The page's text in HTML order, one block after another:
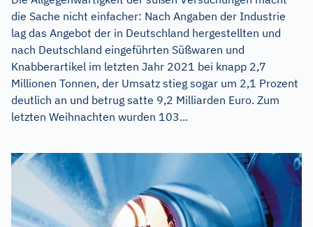
die Sache nicht einfacher: Nach Angaben der Industrie
lag das Angebot der in Deutschland hergestellten und
nach Deutschland eingeführten Süßwaren und
Knabberartikel im letzten Jahr 2021 bei knapp 2,7
Millionen Tonnen, der Umsatz stieg sogar um 2,1 Prozent
deutlich an und betrug satte 9,2 Milliarden Euro. Zum
letzten Weihnachten wurden 103...